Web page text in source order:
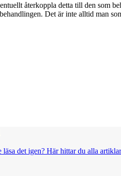
återkoppla detta till den som
Det är inte alltid man
det igen? Här hittar du alla